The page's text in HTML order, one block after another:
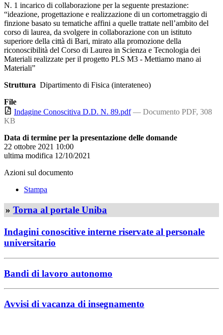
N. 1 incarico di collaborazione per la seguente prestazione:
“ideazione, progettazione e realizzazione di un cortometraggio di
finzione basato su tematiche affini a quelle trattate nell’ambito del
corso di laurea, da svolgere in collaborazione con un istituto
superiore della città di Bari, mirato alla promozione della
riconoscibilità del Corso di Laurea in Scienza e Tecnologia dei
Materiali realizzate per il progetto PLS M3 - Mettiamo mano ai
Materiali”
Struttura Dipartimento di Fisica (interateneo)
File
Indagine Conoscitiva D.D. N. 89.pdf — Documento PDF, 308
KB
Data di termine per la presentazione delle domande
22 ottobre 2021 10:00
ultima modifica 12/10/2021
Azioni sul documento
Stampa
» Torna al portale Uniba
Indagini conoscitive interne riservate al personale
universitario
Bandi di lavoro autonomo
Avvisi di vacanza di insegnamento